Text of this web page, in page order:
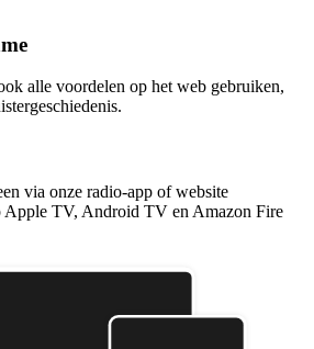
alle voordelen op het web gebruiken,
via onze radio-app of website
Apple TV, Android TV en Amazon Fire